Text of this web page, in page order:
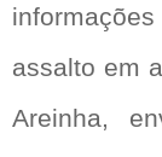
assalto em
Areinha,